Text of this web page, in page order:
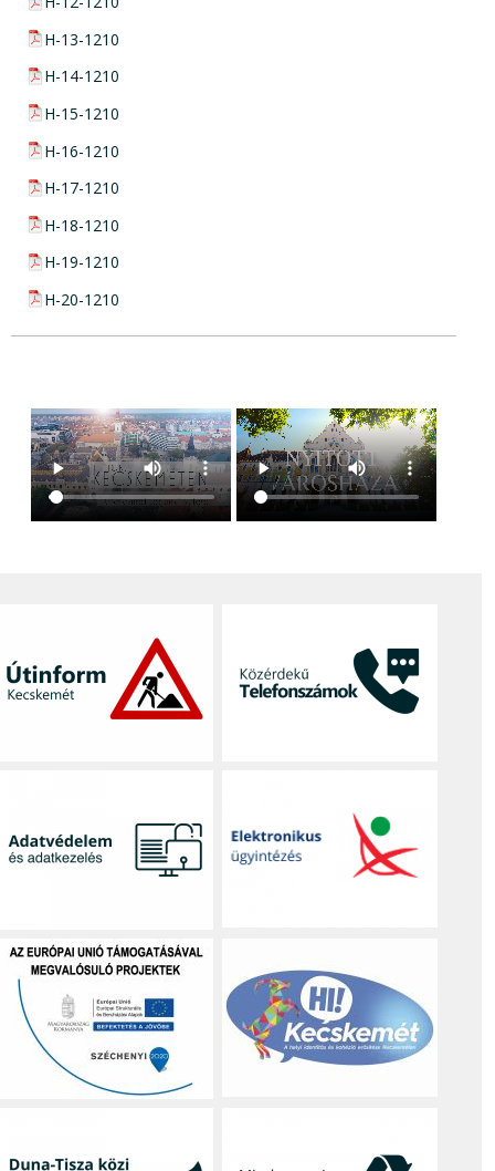
pdf csatolmány:
H-13-1210
pdf csatolmány:
H-14-1210
pdf csatolmány:
H-15-1210
pdf csatolmány:
H-16-1210
pdf csatolmány:
H-17-1210
pdf csatolmány:
H-18-1210
pdf csatolmány:
H-19-1210
pdf csatolmány:
H-20-1210